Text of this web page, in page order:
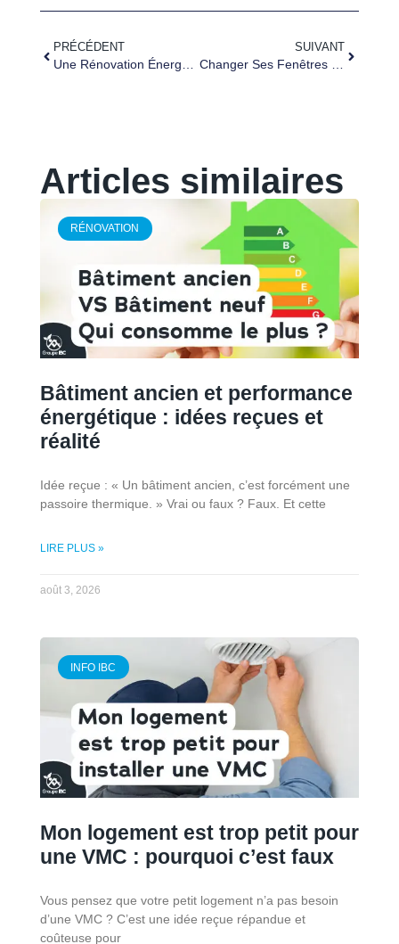
PRÉCÉDENT SUIVANT
Articles similaires
RÉNOVATION
Bâtiment ancien et performance
énergétique : idées reçues et
réalité
Idée reçue : « Un bâtiment ancien, c’est forcément une
passoire thermique. » Vrai ou faux ? Faux. Et cette
LIRE PLUS »
août 3, 2026
INFO IBC
Mon logement est trop petit pour
une VMC : pourquoi c’est faux
Vous pensez que votre petit logement n’a pas besoin
d’une VMC ? C’est une idée reçue répandue et
coûteuse pour